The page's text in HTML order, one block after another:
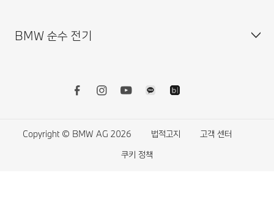
BMW 월 납입금 계산기
영상정보처리기기 운영·관리 방침
BMW 워런티 플러스 이용약관
BMW X 시리즈
BMW 순수 전기
Copyright © BMW AG 2026 법적고지
고객 센터
쿠키 정책